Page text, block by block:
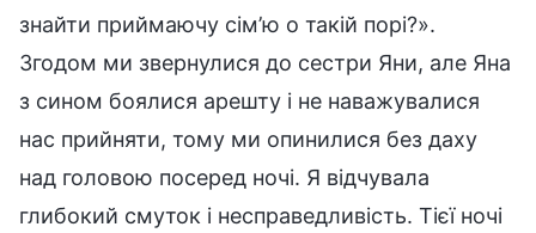
знайти приймаючу сім’ю о такій порі?».
Згодом ми звернулися до сестри Яни, але Яна
з сином боялися арешту і не наважувалися
нас прийняти, тому ми опинилися без даху
над головою посеред ночі. Я відчувала
глибокий смуток і несправедливість. Тієї ночі